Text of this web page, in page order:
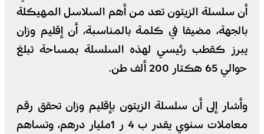
أن سلسلة الزيتون تعد من أهم السلاسل المهيكلة
بالجهة، مضيفا في كلمة بالمناسبة، أن إقليم وزان
يبرز كقطب رئيسي لهذه السلسلة بمساحة تبلغ
حوالي 65 هكتار 200 ألف طن.
وأشار إلى أن سلسلة الزيتون بإقليم وزان تحقق رقم
معاملات سنوي يقدر ب 4 ر 1مليار درهم، وتساهم